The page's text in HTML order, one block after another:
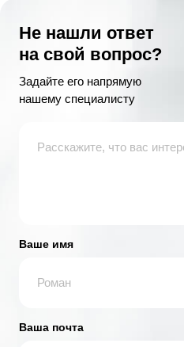
Не нашли ответ
на свой вопрос?
Задайте его напрямую
нашему специалисту
Ваше имя
Ваша почта